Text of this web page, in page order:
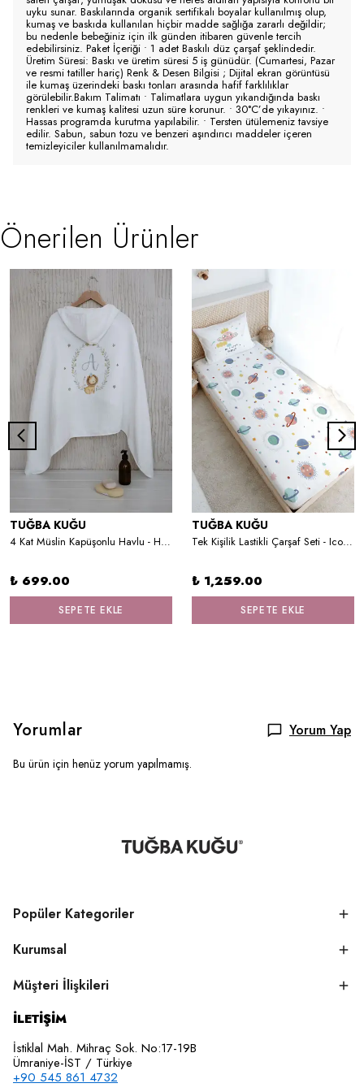
uyku sunar. Baskılarında organik sertifikalı boyalar kullanılmış olup,
kumaş ve baskıda kullanılan hiçbir madde sağlığa zararlı değildir;
bu nedenle bebeğiniz için ilk günden itibaren güvenle tercih
edebilirsiniz. Paket İçeriği • 1 adet Baskılı düz çarşaf şeklindedir.
Üretim Süresi: Baskı ve üretim süresi 5 iş günüdür. (Cumartesi, Pazar
ve resmi tatiller hariç) Renk & Desen Bilgisi ; Dijital ekran görüntüsü
ile kumaş üzerindeki baskı tonları arasında hafif farklılıklar
görülebilir.Bakım Talimatı • Talimatlara uygun yıkandığında baskı
renkleri ve kumaş kalitesi uzun süre korunur. • 30°C’de yıkayınız. •
Hassas programda kurutma yapılabilir. • Tersten ütülemeniz tavsiye
edilir. Sabun, sabun tozu ve benzeri aşındırıcı maddeler içeren
temizleyiciler kullanılmamalıdır.
Önerilen Ürünler
TUĞBA KUĞU
4 Kat Müslin Kapüşonlu Havlu - Harf Serisi - Little Lion
₺ 699.00
SEPETE EKLE
TUĞBA KUĞU
Tek Kişilik Lastikli Çarşaf Seti - Iconic Serisi - Şirin Pembe Dünya
₺ 1,259.00
SEPETE EKLE
Yorumlar Yorum Yap
Bu ürün için henüz yorum yapılmamış.
Popüler Kategoriler
Kurumsal
Müşteri İlişkileri
İLETİŞİM
İstiklal Mah. Mihraç Sok. No:17-19B
Ümraniye-İST / Türkiye
+90 545 861 4732